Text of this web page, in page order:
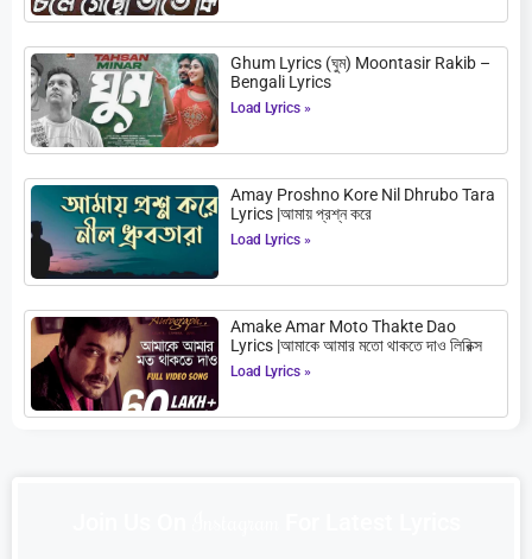
Ghum Lyrics (ঘুম) Moontasir Rakib –
Bengali Lyrics
Load Lyrics »
Amay Proshno Kore Nil Dhrubo Tara
Lyrics |আমায় প্রশ্ন করে
Load Lyrics »
Amake Amar Moto Thakte Dao
Lyrics |আমাকে আমার মতো থাকতে দাও লিরিক্স
Load Lyrics »